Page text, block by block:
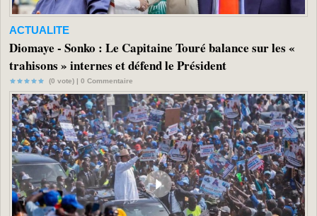
ACTUALITE
Diomaye - Sonko : Le Capitaine Touré balance sur les «
trahisons » internes et défend le Président
(0 vote) | 0 Commentaire